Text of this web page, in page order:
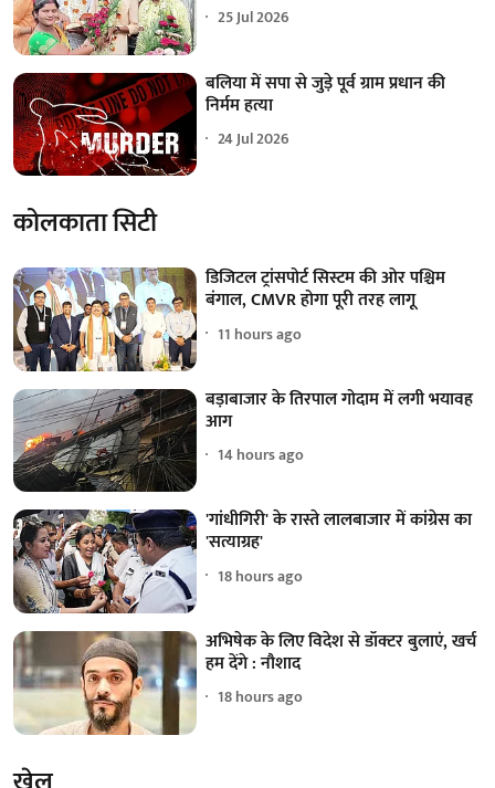
25 Jul 2026
बलिया में सपा से जुड़े पूर्व ग्राम प्रधान की
निर्मम हत्या
24 Jul 2026
कोलकाता सिटी
डिजिटल ट्रांसपोर्ट सिस्टम की ओर पश्चिम
बंगाल, CMVR होगा पूरी तरह लागू
11 hours ago
बड़ाबाजार के तिरपाल गोदाम में लगी भयावह
आग
14 hours ago
'गांधीगिरी' के रास्ते लालबाजार में कांग्रेस का
'सत्याग्रह'
18 hours ago
अभिषेक के लिए विदेश से डॉक्टर बुलाएं, खर्च
हम देंगे : नौशाद
18 hours ago